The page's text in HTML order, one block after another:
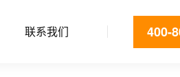
联系我们 400-